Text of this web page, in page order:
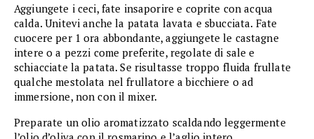
Aggiungete i ceci, fate insaporire e coprite con acqua
calda. Unitevi anche la patata lavata e sbucciata. Fate
cuocere per 1 ora abbondante, aggiungete le castagne
intere o a pezzi come preferite, regolate di sale e
schiacciate la patata. Se risultasse troppo fluida frullate
qualche mestolata nel frullatore a bicchiere o ad
immersione, non con il mixer.
Preparate un olio aromatizzato scaldando leggermente